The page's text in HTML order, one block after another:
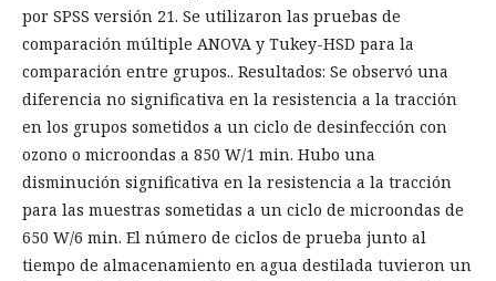
por SPSS versión 21. Se utilizaron las pruebas de
comparación múltiple ANOVA y Tukey-HSD para la
comparación entre grupos.. Resultados: Se observó una
diferencia no significativa en la resistencia a la tracción
en los grupos sometidos a un ciclo de desinfección con
ozono o microondas a 850 W/1 min. Hubo una
disminución significativa en la resistencia a la tracción
para las muestras sometidas a un ciclo de microondas de
650 W/6 min. El número de ciclos de prueba junto al
tiempo de almacenamiento en agua destilada tuvieron un